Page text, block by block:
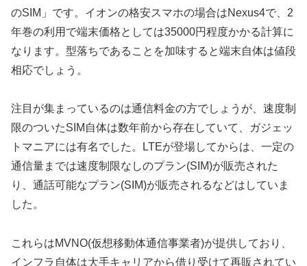
のSIM」です。イオンの格安スマホの場合はNexus4で、2
年巻の利用で端末価格としては35000円程度かかる計算に
なります。型落ちであることを加味すると端末自体は値段
相応でしょう。
注目が集まっているのは通信料金の方でしょうが、速度制
限のついたSIM自体は数年前から存在していて、ガジェッ
トマニアには有名でした。LTEが登場してからは、一定の
通信量までは速度制限なしのプラン(SIM)が販売された
り、通話可能なプラン(SIM)が販売されるなどはしていま
した。
これらはMVNO(仮想移動体通信事業者)が提供しており、
インフラ自体は大手キャリアから借り受けて再販されてい